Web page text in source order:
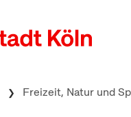
Freizeit, Natur und